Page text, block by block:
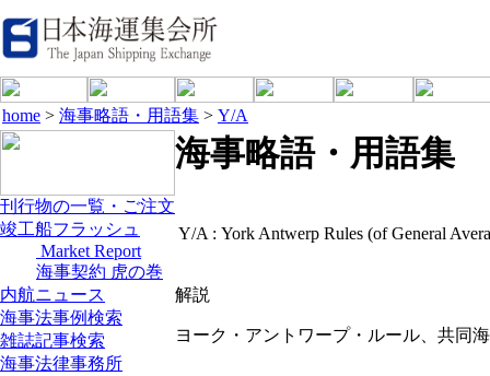
home > 海事略語・用語集 > Y/A
刊行物の一覧・ご注文
竣工船フラッシュ
Market Report
海事契約 虎の巻
内航ニュース
海事法事例検索
雑誌記事検索
海事法律事務所
海事略語・用語集
Y/A : York Antwerp Rules (of General
解説
ヨーク・アントワープ・ルール、共同